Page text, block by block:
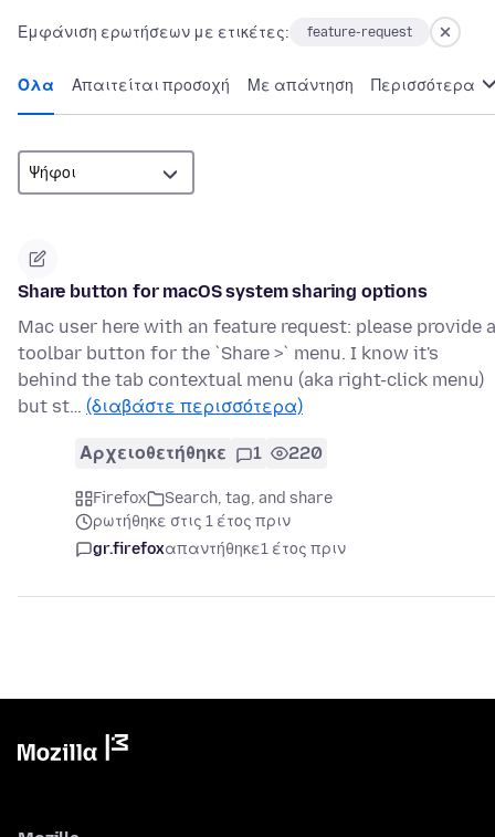
Εμφάνιση ερωτήσεων με ετικέτες: feature-request
Όλα Απαιτείται προσοχή Με απάντηση Περισσότερα
Share button for macOS system sharing options
Mac user here with an feature request: please provide a
toolbar button for the `Share >` menu. I know it's
behind the tab contextual menu (aka right-click menu)
but st… (διαβάστε περισσότερα)
Αρχειοθετήθηκε 1 220
Firefox
Search, tag, and share
ρωτήθηκε στις 1 έτος πριν
gr.firefoxαπαντήθηκε1 έτος πριν